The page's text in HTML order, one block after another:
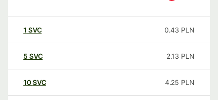
1 SVC 0.43 PLN
5 SVC 2.13 PLN
10SVC 4.25 PLN